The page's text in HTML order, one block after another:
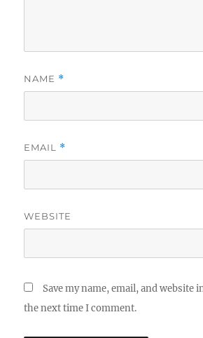
NAME *
EMAIL *
WEBSITE
Save my name, email, and website
the next time I comment.